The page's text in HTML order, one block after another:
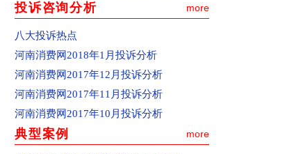
要途径，请您在投诉时必须填写真实的，
而且是常用的联系电话和电子邮箱，以便
网站及时向您核实相关信息，反馈投诉处
理情况，或者便于中国消费者报记者开展
新闻调查。
三、如何查看投诉处理结果
1、进入“处理动态”按钮。
2、向本网在线咨询或者邮件咨询，邮箱地
投诉咨询分析 more
八大投诉热点
河南消费网2018年1月投诉分析
河南消费网2017年12月投诉分析
河南消费网2017年11月投诉分析
河南消费网2017年10月投诉分析
典型案例 more